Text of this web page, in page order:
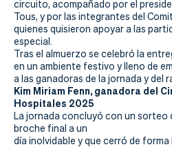
Tienda
circuito, acompañado por el
Tous, y por las integrantes del
quienes quisieron apoyar a las
especial.
Tras el almuerzo se celebró la
en un ambiente festivo y lleno de
a las ganadoras de la jornada y del
Kim Miriam Fenn, ganadora del
Hospitales 2025
La jornada concluyó con un sorteo
broche final a un
día inolvidable y que cerró de